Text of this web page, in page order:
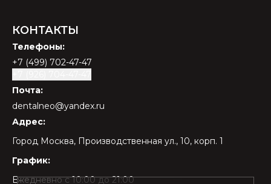
КОНТАКТЫ
Телефоны:
+7 (499) 702-47-47
Почта:
dentalneo@yandex.ru
Адрес:
Город Москва, Производственная ул., 10, корп. 1
График:
Ежедневно с 10:00 до 21:00